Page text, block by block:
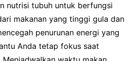
nutrisi tubuh untuk berfungsi
makanan yang tinggi gula dan
penurunan energi yang
Anda tetap fokus saat